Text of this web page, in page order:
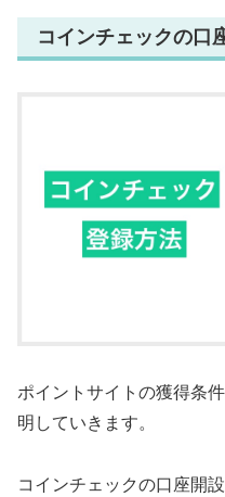
コインチェックの口
ポイントサイトの獲得条
明していきます。
コインチェックの口座開